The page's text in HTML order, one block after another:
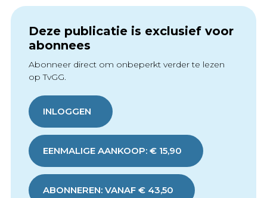
Deze publicatie is exclusief voor
abonnees
Abonneer direct om onbeperkt verder te lezen
op TvGG.
INLOGGEN
EENMALIGE AANKOOP: € 15,90
ABONNEREN: VANAF € 43,50